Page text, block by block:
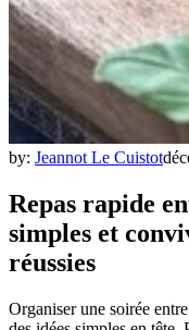
by: Jeannot Le Cuistot
Repas rapide
simples et
réussies
Organiser une soirée